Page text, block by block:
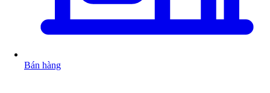
Bán hàng